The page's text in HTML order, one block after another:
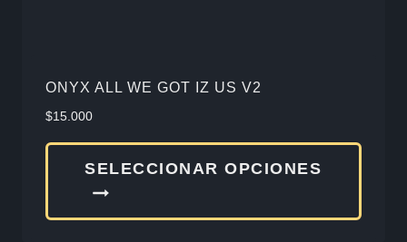
ONYX ALL WE GOT IZ US V2
$15.000
SELECCIONAR OPCIONES
tiene